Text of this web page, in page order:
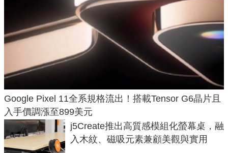
Google Pixel 11全系規格流出！搭載Tensor G6晶片且
入手價調漲至899美元
j5Create推出高質感模組化螢幕桌，融
入木紋、磁吸元素兼顧美觀與實用